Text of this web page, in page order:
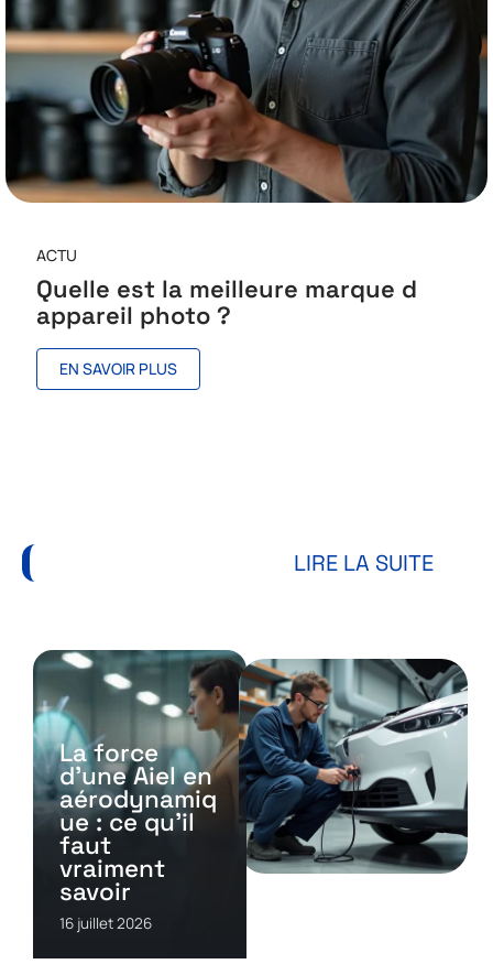
ACTU
Quelle est la meilleure marque d
appareil photo ?
EN SAVOIR PLUS
LIRE LA SUITE
La force
d’une Aiel en
aérodynamiq
ue : ce qu’il
faut
vraiment
savoir
16 juillet 2026